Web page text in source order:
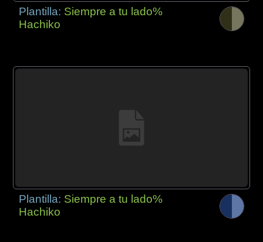
Plantilla: Siempre a tu lado%
Hachiko
Plantilla: Siempre a tu lado%
Hachiko